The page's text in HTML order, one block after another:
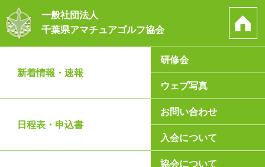
一般社団法人
千葉県アマチュアゴルフ協会
新着情報・速報
研修会
ウェブ写真
日程表・申込書
お問い合わせ
入会について
協会について